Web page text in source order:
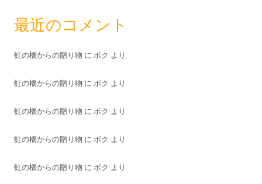
最近のコメント
虹の橋からの贈り物 に ボク より
虹の橋からの贈り物 に ボク より
虹の橋からの贈り物 に ボク より
虹の橋からの贈り物 に ボク より
虹の橋からの贈り物 に ボク より